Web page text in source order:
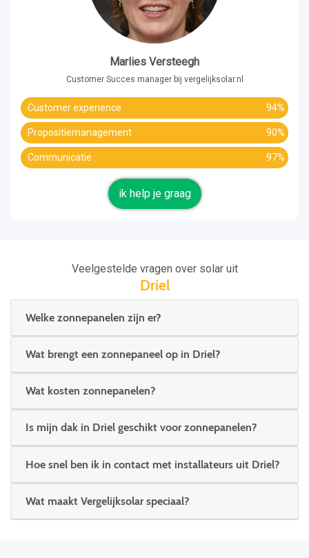
Marlies Versteegh
Customer Succes manager bij vergelijksolar.nl
Customer experience 94%
Propositiemanagement 90%
Communicatie 97%
ik help je graag
Veelgestelde vragen over solar uit
Driel
Welke zonnepanelen zijn er?
Wat brengt een zonnepaneel op in Driel?
Wat kosten zonnepanelen?
Is mijn dak in Driel geschikt voor zonnepanelen?
Hoe snel ben ik in contact met installateurs uit Driel?
Wat maakt Vergelijksolar speciaal?